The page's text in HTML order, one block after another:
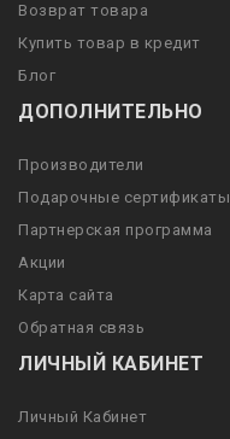
Возврат товара
Купить товар в кредит
Блог
ДОПОЛНИТЕЛЬНО
Производители
Подарочные сертификаты
Партнерская программа
Акции
Карта сайта
Обратная связь
ЛИЧНЫЙ КАБИНЕТ
Личный Кабинет